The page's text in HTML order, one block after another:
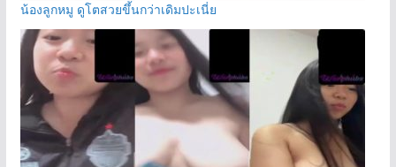
น้องลูกหมู ดูโตสวยขึ้นกว่าเดิมปะเนี่ย